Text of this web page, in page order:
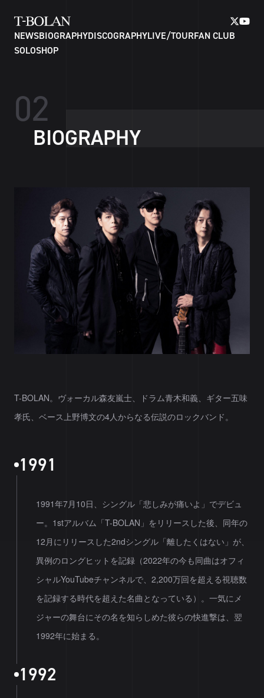
NEWSBIOGRAPHYDISCOGRAPHYLIVE/TOURFAN CLUB
SOLOSHOP
02
BIOGRAPHY
T-BOLAN。ヴォーカル森友嵐士、ドラム青木和義、ギター五味
孝氏、ベース上野博文の4人からなる伝説のロックバンド。
1991
1991年7月10日、シングル「悲しみが痛いよ」でデビュ
ー。1stアルバム「T-BOLAN」をリリースした後、同年の
12月にリリースした2ndシングル「離したくはない」が、
異例のロングヒットを記録（2022年の今も同曲はオフィ
シャルYouTubeチャンネルで、2,200万回を超える視聴数
を記録する時代を超えた名曲となっている）。一気にメ
ジャーの舞台にその名を知らしめた彼らの快進撃は、翌
1992年に始まる。
1992